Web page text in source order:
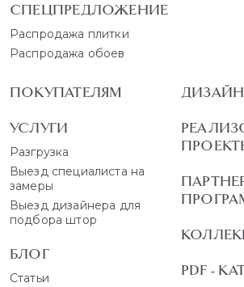
СПЕЦПРЕДЛОЖЕНИЕ
Распродажа плитки
Распродажа обоев
ПОКУПАТЕЛЯМ
УСЛУГИ
Разгрузка
Выезд специалиста на
замеры
Выезд дизайнера для
подбора штор
БЛОГ
Статьи
PDF -